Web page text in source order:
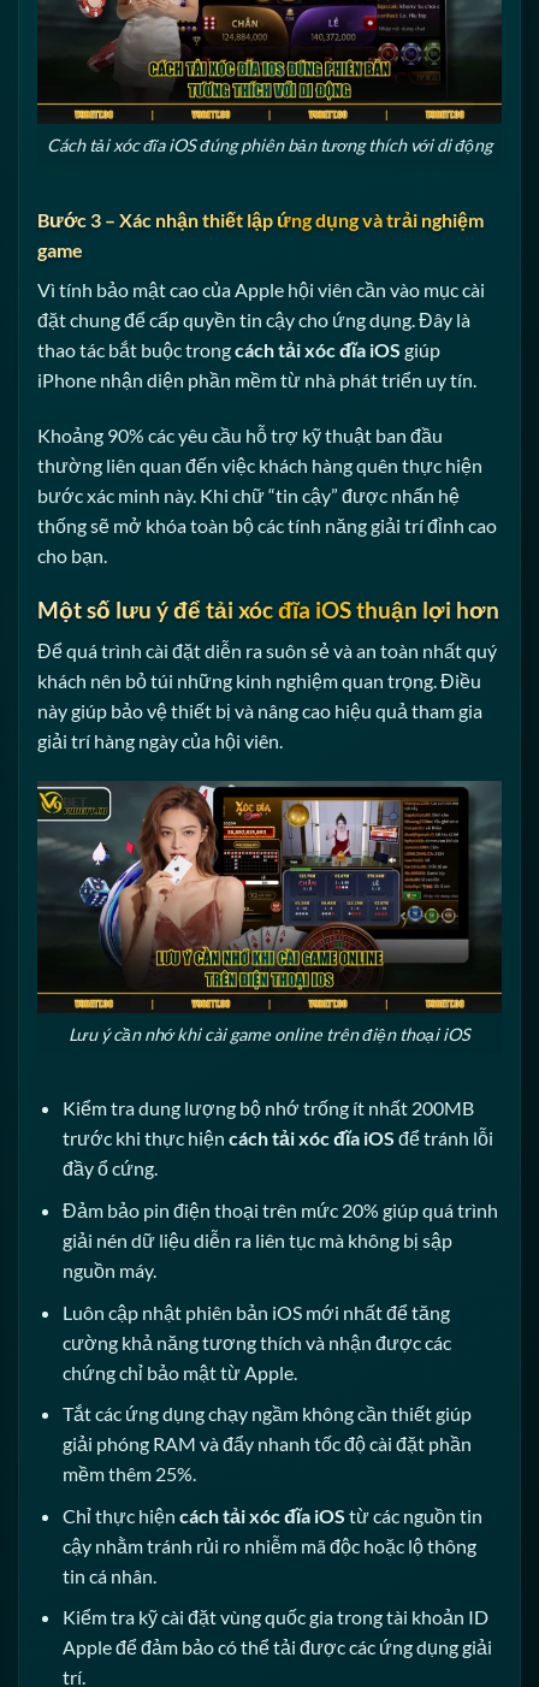
Cách tải xóc đĩa iOS đúng phiên bản tương thích với di động
Bước 3 – Xác nhận thiết lập ứng dụng và trải nghiệm
game
Vì tính bảo mật cao của Apple hội viên cần vào mục cài
đặt chung để cấp quyền tin cậy cho ứng dụng. Đây là
thao tác bắt buộc trongcách tải xóc đĩa iOS giúp
iPhone nhận diện phần mềm từ nhà phát triển uy tín.
Khoảng 90% các yêu cầu hỗ trợ kỹ thuật ban đầu
thường liên quan đến việc khách hàng quên thực hiện
bước xác minh này. Khi chữ “tin cậy” được nhấn hệ
thống sẽ mở khóa toàn bộ các tính năng giải trí đỉnh cao
cho bạn.
Một số lưu ý để tải xóc đĩa iOS thuận lợi hơn
Để quá trình cài đặt diễn ra suôn sẻ và an toàn nhất quý
khách nên bỏ túi những kinh nghiệm quan trọng. Điều
này giúp bảo vệ thiết bị và nâng cao hiệu quả tham gia
giải trí hàng ngày của hội viên.
Lưu ý cần nhớ khi cài game online trên điện thoại iOS
Kiểm tra dung lượng bộ nhớ trống ít nhất 200MB
trước khi thực hiện cách tải xóc đĩa iOS để tránh lỗi
đầy ổ cứng.
Đảm bảo pin điện thoại trên mức 20% giúp quá trình
giải nén dữ liệu diễn ra liên tục mà không bị sập
nguồn máy.
Luôn cập nhật phiên bản iOS mới nhất để tăng
cường khả năng tương thích và nhận được các
chứng chỉ bảo mật từ Apple.
Tắt các ứng dụng chạy ngầm không cần thiết giúp
giải phóng RAM và đẩy nhanh tốc độ cài đặt phần
mềm thêm 25%.
Chỉ thực hiện cách tải xóc đĩa iOS từ các nguồn tin
cậy nhằm tránh rủi ro nhiễm mã độc hoặc lộ thông
tin cá nhân.
Kiểm tra kỹ cài đặt vùng quốc gia trong tài khoản ID
Apple để đảm bảo có thể tải được các ứng dụng giải
trí.